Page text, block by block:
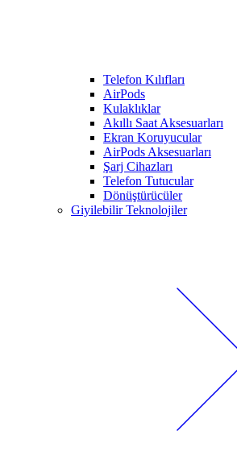
Telefon Kılıfları
AirPods
Kulaklıklar
Akıllı Saat Aksesuarları
Ekran Koruyucular
AirPods Aksesuarları
Şarj Cihazları
Telefon Tutucular
Dönüştürücüler
Giyilebilir Teknolojiler